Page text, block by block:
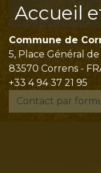
Accueil
Commune de
5, Place Général
83570 Correns -
+33 4 94 37 21 95
Contact par